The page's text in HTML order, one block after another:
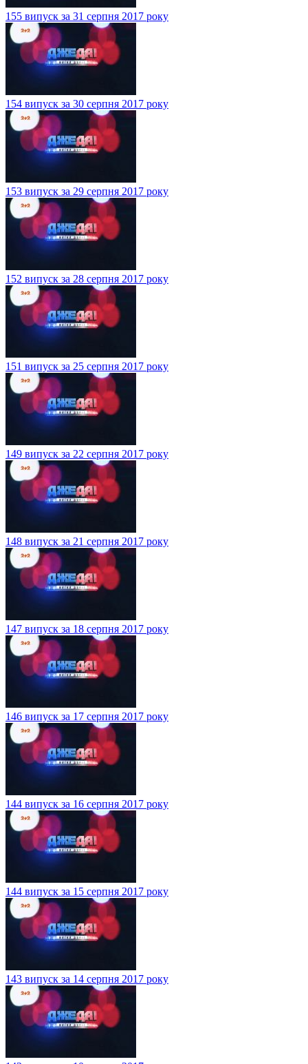
155 випуск за 31 серпня 2017 року
154 випуск за 30 серпня 2017 року
153 випуск за 29 серпня 2017 року
152 випуск за 28 серпня 2017 року
151 випуск за 25 серпня 2017 року
149 випуск за 22 серпня 2017 року
148 випуск за 21 серпня 2017 року
147 випуск за 18 серпня 2017 року
146 випуск за 17 серпня 2017 року
144 випуск за 16 серпня 2017 року
144 випуск за 15 серпня 2017 року
143 випуск за 14 серпня 2017 року